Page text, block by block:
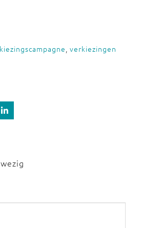
, verkiezingen